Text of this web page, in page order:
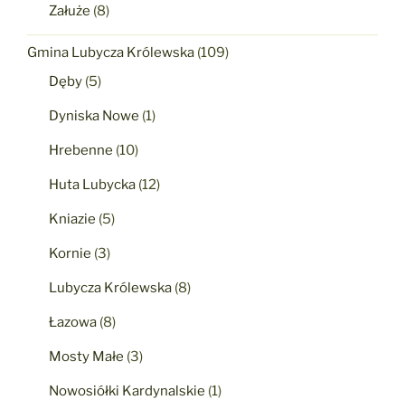
Załuże (8)
Gmina Lubycza Królewska (109)
Dęby (5)
Dyniska Nowe (1)
Hrebenne (10)
Huta Lubycka (12)
Kniazie (5)
Kornie (3)
Lubycza Królewska (8)
Łazowa (8)
Mosty Małe (3)
Nowosiółki Kardynalskie (1)